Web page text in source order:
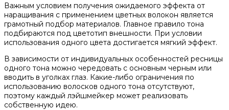
Важным условием получения ожидаемого эффекта от
наращивания с применением цветных волокон является
грамотный подбор материалов. Главное правило тона
подбираются под цветотип внешности. При условии
использования одного цвета достигается мягкий эффект.
В зависимости от индивидуальных особенностей ресницы
одного тона можно чередовать с основным черным или
вводить в уголках глаз. Какие-либо ограничения по
использованию волосков одного тона отсутствуют,
поэтому каждый лэйшмейкер может реализовать
собственную идею.